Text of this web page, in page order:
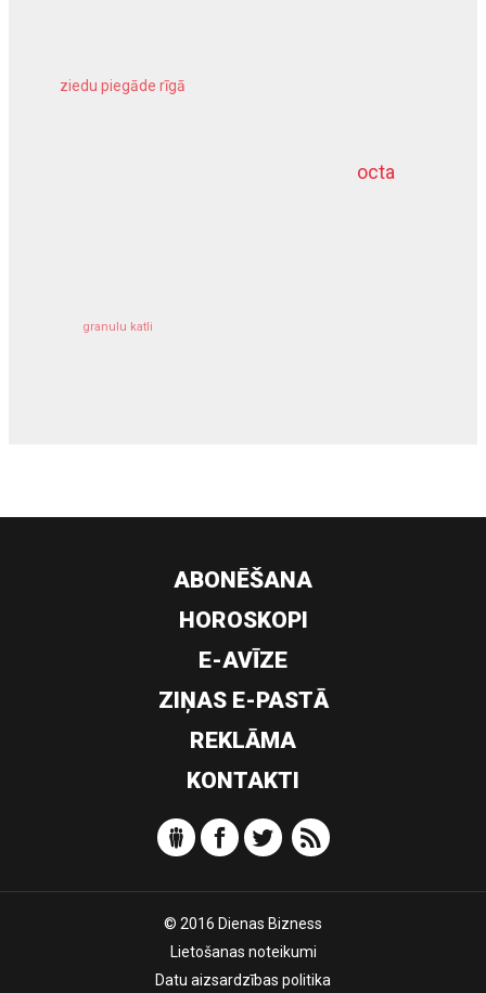
octa
ziedu piegāde rīgā
granulu katli
dziļurbums
ABONĒŠANA
HOROSKOPI
E-AVĪZE
ZIŅAS E-PASTĀ
REKLĀMA
KONTAKTI
© 2016 Dienas Bizness
Lietošanas noteikumi
Datu aizsardzības politika